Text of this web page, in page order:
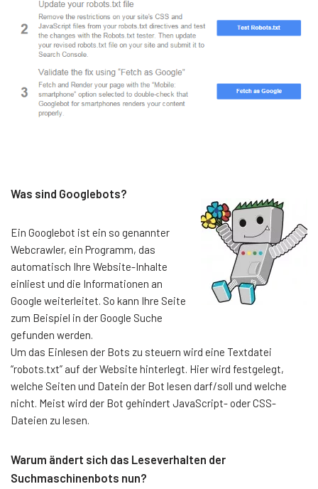
Was sind Googlebots?
Ein Googlebot ist ein so genannter
Webcrawler, ein Programm, das
automatisch Ihre Website-Inhalte
einliest und die Informationen an
Google weiterleitet. So kann Ihre Seite
zum Beispiel in der Google Suche
gefunden werden.
Um das Einlesen der Bots zu steuern wird eine Textdatei
“robots.txt” auf der Website hinterlegt. Hier wird festgelegt,
welche Seiten und Datein der Bot lesen darf/soll und welche
nicht. Meist wird der Bot gehindert JavaScript- oder CSS-
Dateien zu lesen.
Warum ändert sich das Leseverhalten der
Suchmaschinenbots nun?